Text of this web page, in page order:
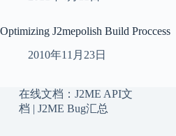
Optimizing J2mepolish Build Proccess
2010年11月23日
在线文档： J2ME API文
档 | J2ME Bug汇总